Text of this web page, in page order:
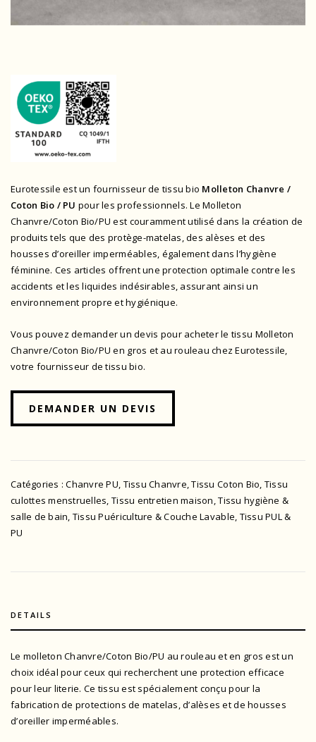
Eurotessile est un fournisseur de tissu bio Molleton Chanvre /
Coton Bio / PU pour les professionnels. Le Molleton
Chanvre/Coton Bio/PU est couramment utilisé dans la création de
produits tels que des protège-matelas, des alèses et des
housses d’oreiller imperméables, également dans l’hygiène
féminine. Ces articles offrent une protection optimale contre les
accidents et les liquides indésirables, assurant ainsi un
environnement propre et hygiénique.
Vous pouvez demander un devis pour acheter le tissu Molleton
Chanvre/Coton Bio/PU en gros et au rouleau chez Eurotessile,
votre fournisseur de tissu bio.
DEMANDER UN DEVIS
Catégories :Chanvre PU Tissu Chanvre ,Tissu Coton Bio Tissu
culottes menstruelles Tissu entretien maison ,Tissu hygiène &
salle de bain Tissu Puériculture & Couche Lavable Tissu PUL &
PU
DETAILS
Le molleton Chanvre/Coton Bio/PU au rouleau et en gros est un
choix idéal pour ceux qui recherchent une protection efficace
pour leur literie. Ce tissu est spécialement conçu pour la
fabrication de protections de matelas, d’alèses et de housses
d’oreiller imperméables.